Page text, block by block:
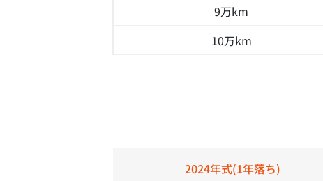
9万km
10万km
2024年式(1年落ち)